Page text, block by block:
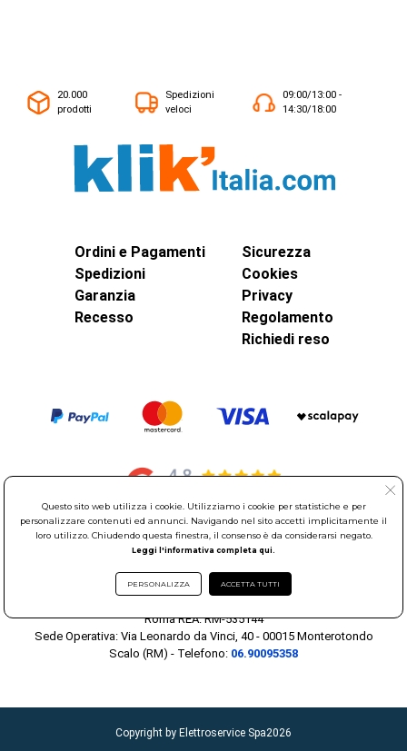
20.000
prodotti
Spedizioni
veloci
09:00/13:00 -
14:30/18:00
Ordini e Pagamenti
Spedizioni
Garanzia
Recesso
Sicurezza
Cookies
Privacy
Regolamento
Richiedi reso
© Elettroservice Spa - Sede Legale: Via Leonardo da Vinci, 40 -
Partita Iva: 01586761007 - Codice Fiscale: 06634500588 Capitale
Roma REA: RM-535144
Sede Operativa: Via Leonardo da Vinci, 40 - 00015 Monterotondo
Scalo (RM) - Telefono: 06.90095358
Copyright by Elettroservice Spa2026
Questo sito web utilizza i cookie. Utilizziamo i cookie per statistiche e per
personalizzare contenuti ed annunci. Navigando nel sito accetti implicitamente il
loro utilizzo. Chiudendo questa finestra, il consenso è da considerarsi negato.
Leggi l'informativa completa qui.
PERSONALIZZA ACCETTA TUTTI